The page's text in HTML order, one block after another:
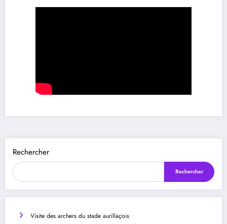
Rechercher
Rechercher
Visite des archers du stade aurillaçois